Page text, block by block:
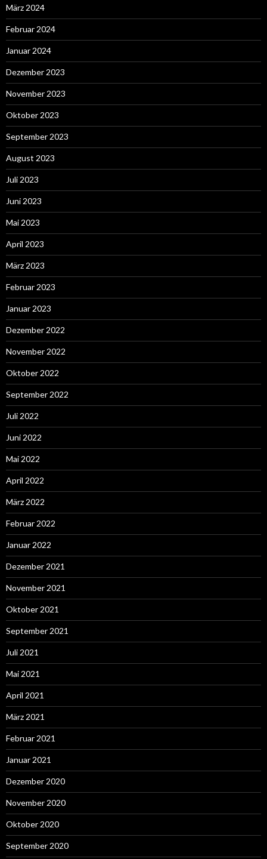
März 2024
Februar 2024
Januar 2024
Dezember 2023
November 2023
Oktober 2023
September 2023
August 2023
Juli 2023
Juni 2023
Mai 2023
April 2023
März 2023
Februar 2023
Januar 2023
Dezember 2022
November 2022
Oktober 2022
September 2022
Juli 2022
Juni 2022
Mai 2022
April 2022
März 2022
Februar 2022
Januar 2022
Dezember 2021
November 2021
Oktober 2021
September 2021
Juli 2021
Mai 2021
April 2021
März 2021
Februar 2021
Januar 2021
Dezember 2020
November 2020
Oktober 2020
September 2020